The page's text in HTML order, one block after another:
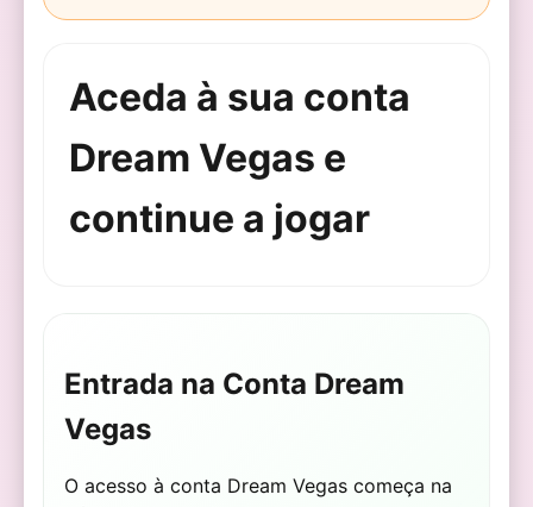
Aceda à sua conta
Dream Vegas e
continue a jogar
Entrada na Conta Dream
Vegas
O acesso à conta Dream Vegas começa na